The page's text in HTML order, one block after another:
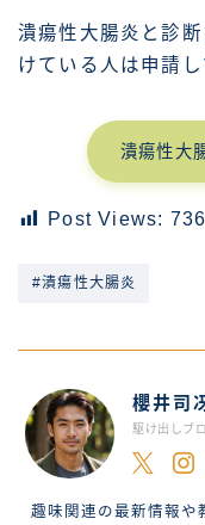
潰瘍性大腸炎と診
けている人は申請し
潰瘍性大
Post Views: 736
#潰瘍性大腸炎
櫻井司
駆け出しブ
趣味関連の最新情報や